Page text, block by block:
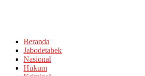
Beranda
Jabodetabek
Nasional
Hukum